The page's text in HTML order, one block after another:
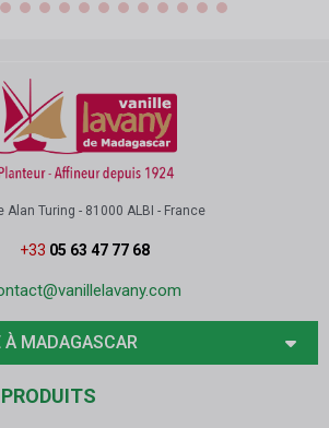
Alan Turing - 81000 ALBI - France
+33 05 63 47 77 68
MADAGASCAR